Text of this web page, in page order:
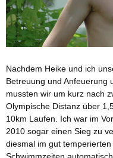
Nachdem Heike und ich
Betreuung und Anfeuerung
mussten wir um kurz nach
Olympische Distanz über
10km Laufen. Ich war im
2010 sogar einen Sieg zu
diesmal im gut
Schwimmzeiten